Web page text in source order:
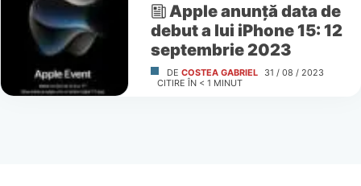
Apple anunţă data de
debut a lui iPhone 15: 12
septembrie 2023
DE COSTEA GABRIEL
31 / 08 / 2023
CITIRE ÎN < 1 MINUT